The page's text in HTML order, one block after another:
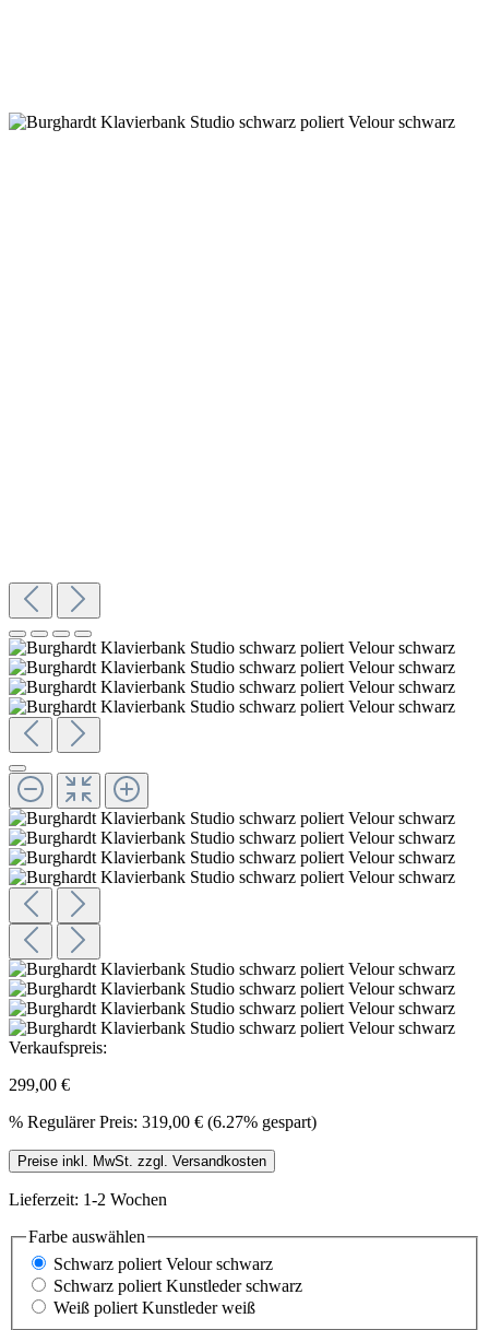
Verkaufspreis:
299,00 €
% Regulärer Preis: 319,00 € (6.27% gespart)
Preise inkl. MwSt. zzgl. Versandkosten
Lieferzeit: 1-2 Wochen
Farbe auswählen
Schwarz poliert Velour schwarz
Schwarz poliert Kunstleder schwarz
Weiß poliert Kunstleder weiß